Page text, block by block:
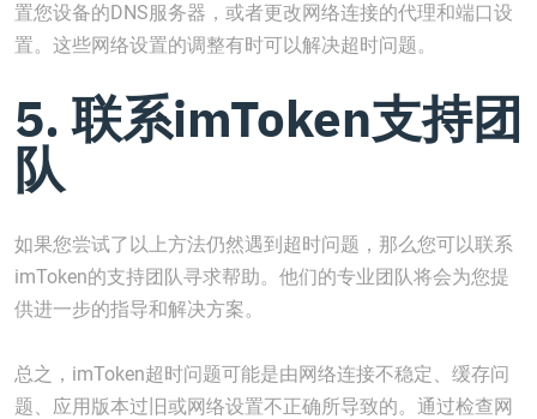
置您设备的DNS服务器，或者更改网络连接的代理和端口设
置。这些网络设置的调整有时可以解决超时问题。
5. 联系imToken支持团
队
如果您尝试了以上方法仍然遇到超时问题，那么您可以联系
imToken的支持团队寻求帮助。他们的专业团队将会为您提
供进一步的指导和解决方案。
总之，imToken超时问题可能是由网络连接不稳定、缓存问
题、应用版本过旧或网络设置不正确所导致的。通过检查网